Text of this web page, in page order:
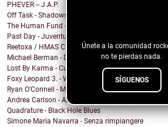
Únete a la comunidad
no te pierdas nada.
SÍGUENOS
PHEVER -- J.A.P.
Off Task - Shadows
The Human Fund - Chums and Chumps
Past Day - Juventud Distante
Reetoxa / HMAS CERBERUS
Michael Berman - Dreamed About You
Lost By Karma - Culpa
Foxy Leopard 3. - War & Peace
Ryan O'Connell - Mirror Coat
Andrea Carlson - Angels Walking
Quadrature - Black Hole Blues
Simone Maria Navarra - Senza rimpiangere